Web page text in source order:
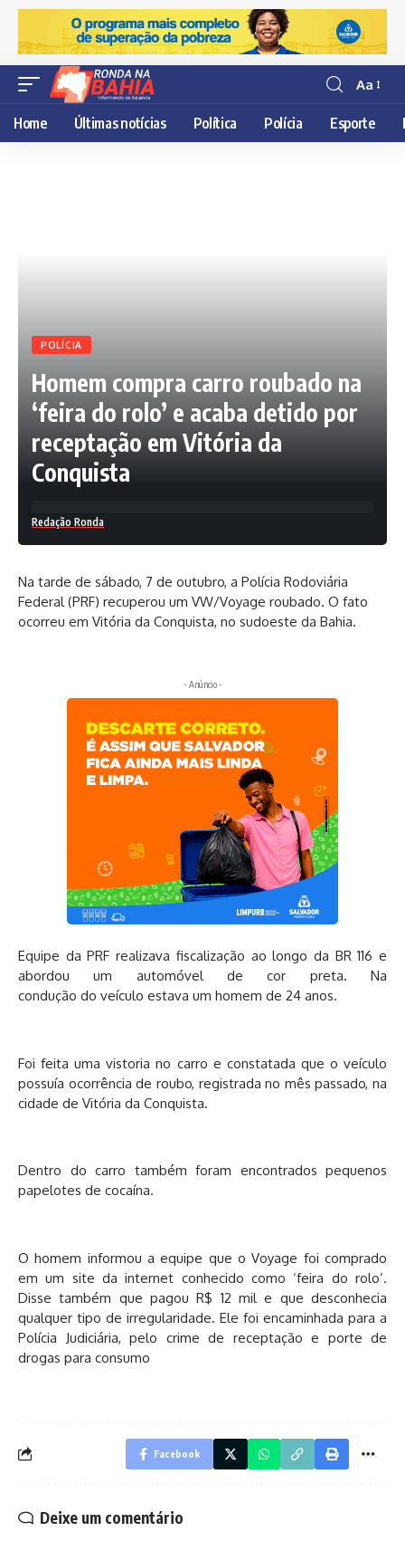
Resisor
de
fonte
Aa
Home Últimas notícias Política Polícia Esporte
POLÍCIA
Homem compra carro roubado na
‘feira do rolo’ e acaba detido por
receptação em Vitória da
Conquista
Redação Ronda
Na tarde de sábado, 7 de outubro, a Polícia Rodoviária
Federal (PRF) recuperou um VW/Voyage roubado. O fato
ocorreu em Vitória da Conquista, no sudoeste da Bahia.
- Anúncio -
Equipe da PRF realizava fiscalização ao longo da BR 116 e
abordou um automóvel de cor preta. Na
condução do veículo estava um homem de 24 anos.
Foi feita uma vistoria no carro e constatada que o veículo
possuía ocorrência de roubo, registrada no mês passado, na
cidade de Vitória da Conquista.
Dentro do carro também foram encontrados pequenos
papelotes de cocaína.
O homem informou a equipe que o Voyage foi comprado
em um site da internet conhecido como ‘feira do rolo’.
Disse também que pagou R$ 12 mil e que desconhecia
qualquer tipo de irregularidade. Ele foi encaminhada para a
Polícia Judiciária, pelo crime de receptação e porte de
drogas para consumo
Facebook
Deixe um comentário